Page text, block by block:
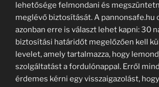
lehetősége felmondani és
meglévő biztosítását. A pannonsafe.hu
azonban erre is választ lehet kapni: 30
biztosítási határidőt megelőzően kell
levelet, amely tartalmazza, hogy
szolgáltatást a fordulónappal. Erről
érdemes kérni egy visszaigazolást,